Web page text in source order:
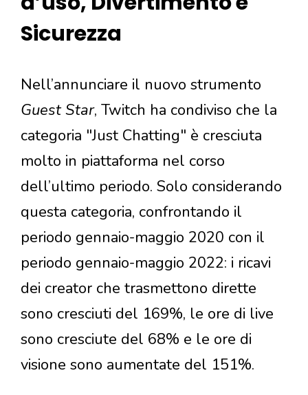
Sicurezza
Nell’annunciare il nuovo strumento
Guest Star, Twitch ha condiviso che la
categoria "Just Chatting" è cresciuta
molto in piattaforma nel corso
dell’ultimo periodo. Solo considerando
questa categoria, confrontando il
periodo gennaio-maggio 2020 con il
periodo gennaio-maggio 2022: i ricavi
dei creator che trasmettono dirette
sono cresciuti del 169%, le ore di live
sono cresciute del 68% e le ore di
visione sono aumentate del 151%.